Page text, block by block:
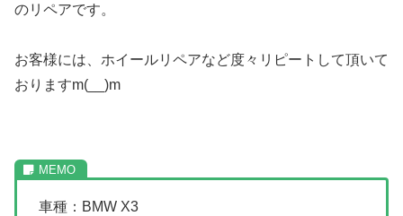
のリペアです。
お客様には、ホイールリペアなど度々リピートして頂いて
おりますm(__)m
車種：BMW X3